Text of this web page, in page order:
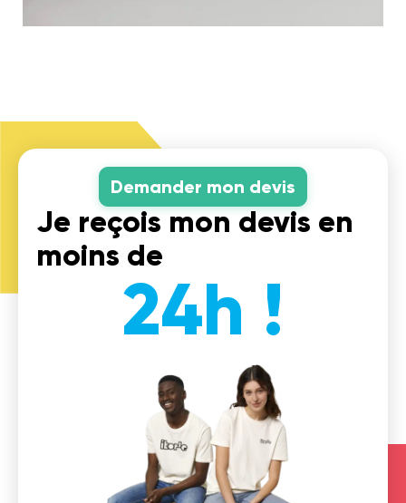
Demander mon devis
24h !
Je reçois mon devis en
moins de